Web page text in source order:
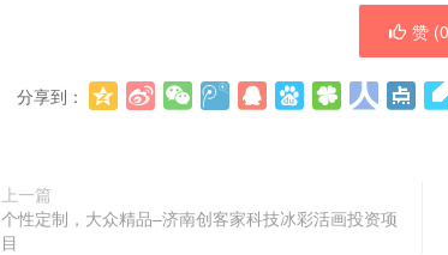
赞 (0
分享到：
上一篇
个性定制，大众精品–济南创客家科技冰彩活画投资项
目